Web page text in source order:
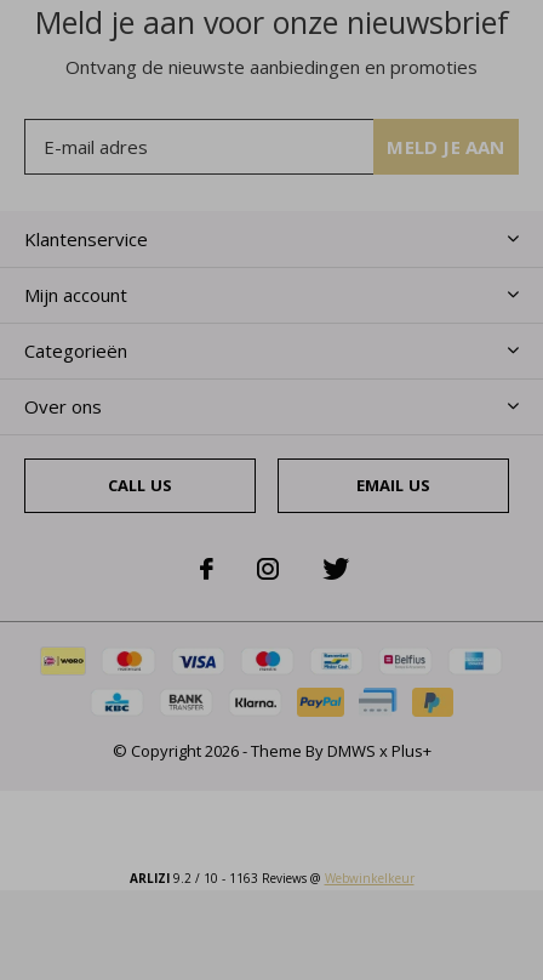
Meld je aan voor onze nieuwsbrief
Ontvang de nieuwste aanbiedingen en promoties
MELD JE AAN
Klantenservice
Mijn account
Categorieën
Over ons
CALL US EMAIL US
© Copyright2026- Theme ByDMWS xPlus+
ARLIZI9.2/ 10 - 1163 Reviews @ Webwinkelkeur